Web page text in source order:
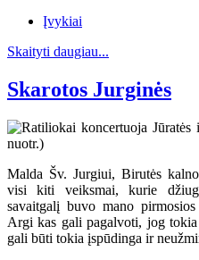
Įvykiai
Skaityti daugiau...
Skarotos Jurginės
Malda Šv. Jurgiui, Birutės
visi kiti veiksmai, kurie
savaitgalį buvo mano
Argi kas gali pagalvoti, jog tokia
gali būti tokia įspūdinga ir